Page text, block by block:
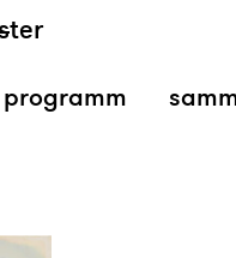
ter
programm